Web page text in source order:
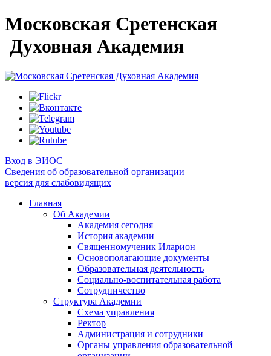
Московская Сретенская
Духовная Академия
Вход в ЭИОС
Сведения об образовательной организации
версия для слабовидящих
Главная
Об Академии
Академия сегодня
История академии
Священномученик Иларион
Основополагающие документы
Образовательная деятельность
Социально-воспитательная работа
Сотрудничество
Структура Академии
Схема управления
Ректор
Администрация и сотрудники
Органы управления образовательной